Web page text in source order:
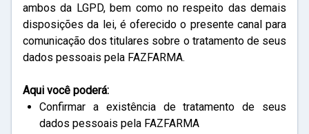
ambos da LGPD, bem como no respeito das demais
disposições da lei, é oferecido o presente canal para
comunicação dos titulares sobre o tratamento de seus
dados pessoais pela FAZFARMA.
Aqui você poderá:
Confirmar a existência de tratamento de seus
dados pessoais pela FAZFARMA